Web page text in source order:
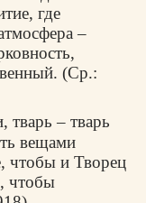
где
–
(Ср.:
тварь – тварь
вещами
чтобы и Творец
чтобы